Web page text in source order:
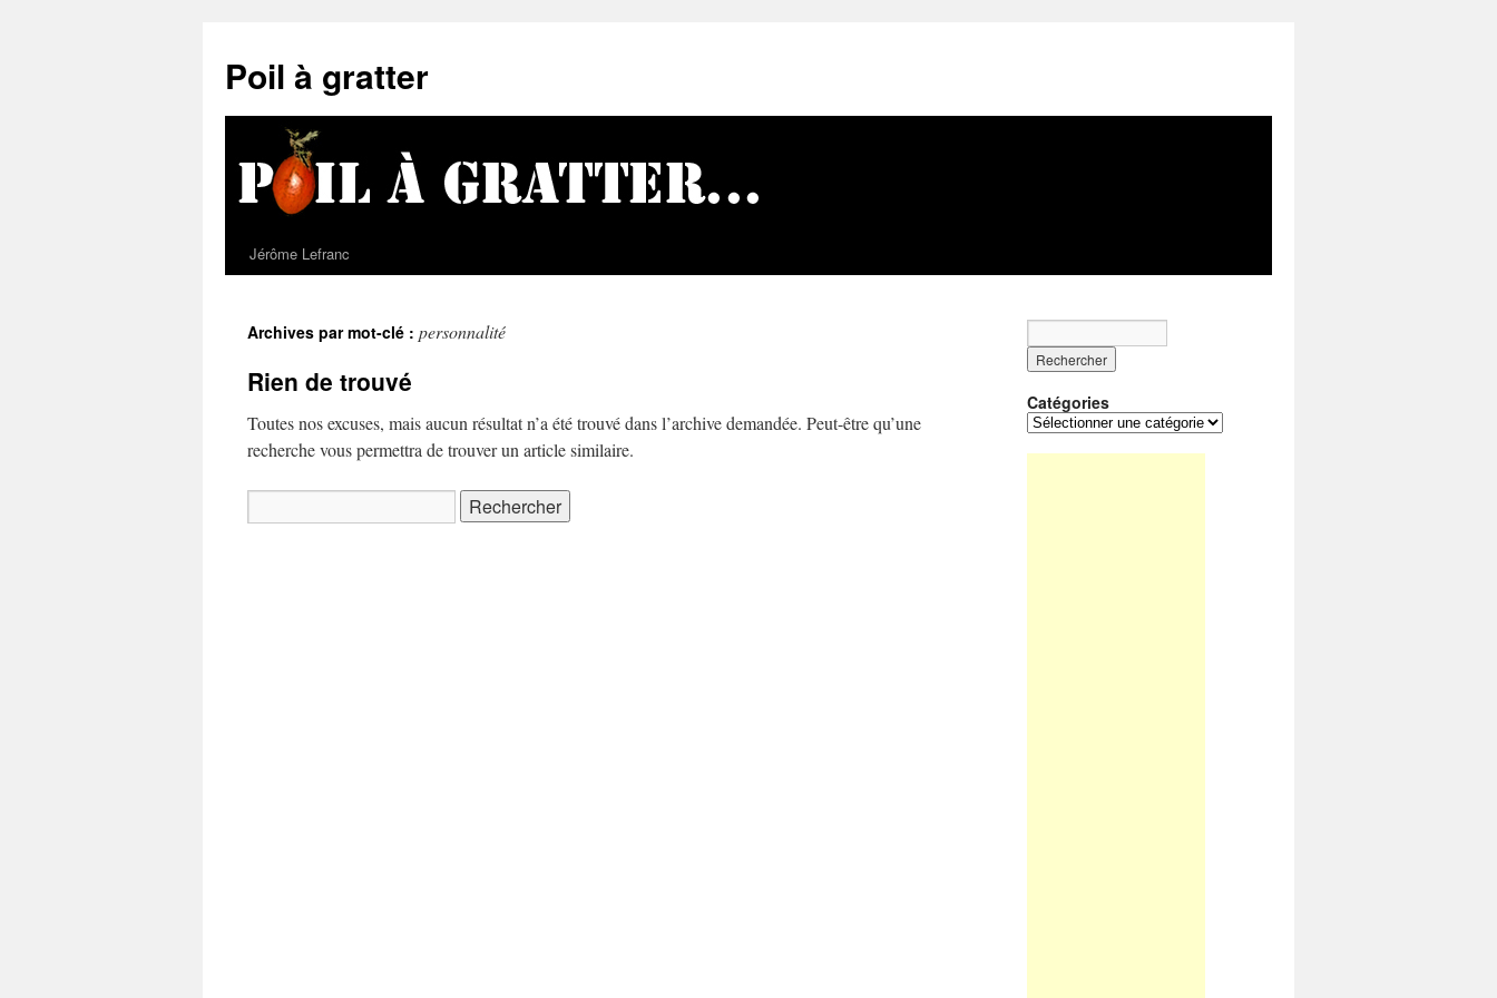
Poil à gratter
Jérôme Lefranc
Archives par mot-clé : personnalité
Rien de trouvé
Toutes nos excuses, mais aucun résultat n’a été trouvé dans l’archive demandée. Peut-être qu’une
recherche vous permettra de trouver un article similaire.
Catégories